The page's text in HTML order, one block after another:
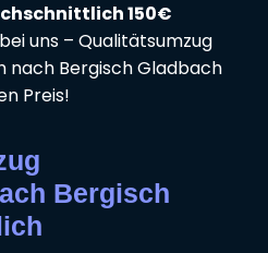
150€
bei uns – Qualitätsumzug
nach Bergisch Gladbach
Preis!
Bergisch